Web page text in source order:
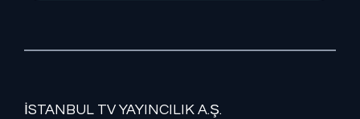
İSTANBUL TV YAYINCILIK A.Ş.